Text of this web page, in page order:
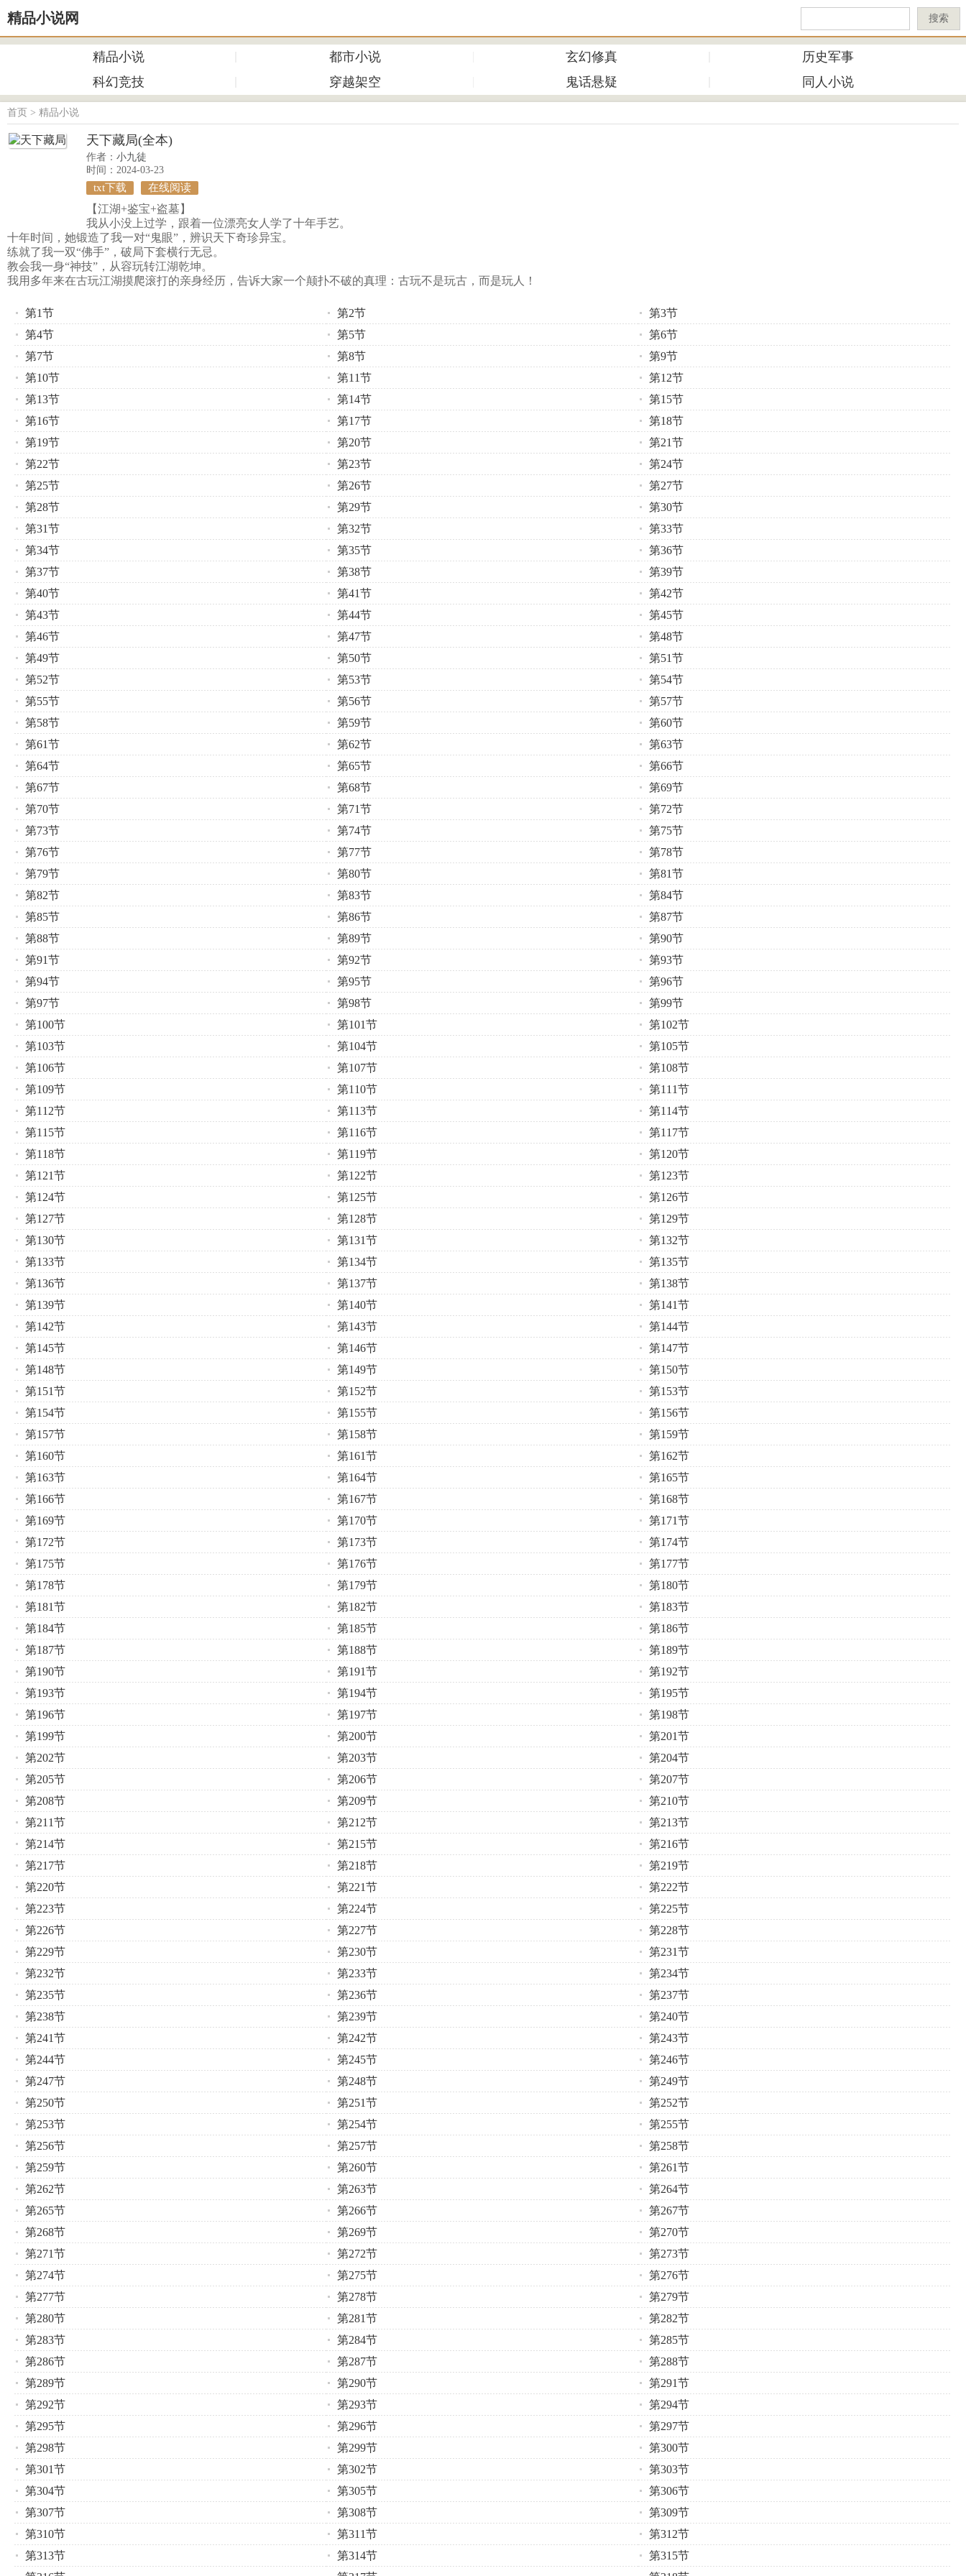
精品小说网 搜索
精品小说 都市小说 玄幻修真
历史军事
科幻竞技
穿越架空 鬼话悬疑 同人小说
首页 > 精品小说
天下藏局(全本)
作者： 小九徒
时间：2024-03-23
txt下载 在线阅读
【江湖+鉴宝+盗墓】
我从小没上过学，跟着一位漂亮女人学了十年手艺。
十年时间，她锻造了我一对“鬼眼”，辨识天下奇珍异宝。
练就了我一双“佛手”，破局下套横行无忌。
教会我一身“神技”，从容玩转江湖乾坤。
我用多年来在古玩江湖摸爬滚打的亲身经历，告诉大家一个颠扑不破的真理：古玩不是玩古，而是玩人！
第1节 第2节
第3节
第4节
第5节
第6节
第7节
第8节
第9节
第10节
第11节
第12节
第13节
第14节
第15节
第16节
第17节
第18节
第19节
第20节
第21节
第22节
第23节
第24节
第25节
第26节
第27节
第28节
第29节
第30节
第31节
第32节
第33节
第34节
第35节
第36节
第37节
第38节
第39节
第40节
第41节
第42节
第43节
第44节
第45节
第46节
第47节
第48节
第49节
第50节
第51节
第52节
第53节
第54节
第55节
第56节
第57节
第58节
第59节
第60节
第61节
第62节
第63节
第64节
第65节
第66节
第67节
第68节
第69节
第70节
第71节
第72节
第73节
第74节
第75节
第76节
第77节
第78节
第79节
第80节
第81节
第82节
第83节
第84节
第85节
第86节
第87节
第88节
第89节
第90节
第91节
第92节
第93节
第94节
第95节
第96节
第97节
第98节
第99节
第100节
第101节
第102节
第103节
第104节
第105节
第106节
第107节
第108节
第109节
第110节
第111节
第112节
第113节
第114节
第115节
第116节
第117节
第118节
第119节
第120节
第121节
第122节
第123节
第124节
第125节
第126节
第127节
第128节
第129节
第130节
第131节
第132节
第133节
第134节
第135节
第136节
第137节
第138节
第139节
第140节
第141节
第142节
第143节
第144节
第145节
第146节
第147节
第148节
第149节
第150节
第151节
第152节
第153节
第154节
第155节
第156节
第157节
第158节
第159节
第160节
第161节
第162节
第163节
第164节
第165节
第166节
第167节
第168节
第169节
第170节
第171节
第172节
第173节
第174节
第175节
第176节
第177节
第178节
第179节
第180节
第181节
第182节
第183节
第184节
第185节
第186节
第187节
第188节
第189节
第190节
第191节
第192节
第193节
第194节
第195节
第196节
第197节
第198节
第199节
第200节
第201节
第202节
第203节
第204节
第205节
第206节
第207节
第208节
第209节
第210节
第211节
第212节
第213节
第214节
第215节
第216节
第217节
第218节
第219节
第220节
第221节
第222节
第223节
第224节
第225节
第226节
第227节
第228节
第229节
第230节
第231节
第232节
第233节
第234节
第235节
第236节
第237节
第238节
第239节
第240节
第241节
第242节
第243节
第244节
第245节
第246节
第247节
第248节
第249节
第250节
第251节
第252节
第253节
第254节
第255节
第256节
第257节
第258节
第259节
第260节
第261节
第262节
第263节
第264节
第265节
第266节
第267节
第268节
第269节
第270节
第271节
第272节
第273节
第274节
第275节
第276节
第277节
第278节
第279节
第280节
第281节
第282节
第283节
第284节
第285节
第286节
第287节
第288节
第289节
第290节
第291节
第292节
第293节
第294节
第295节
第296节
第297节
第298节
第299节
第300节
第301节
第302节
第303节
第304节
第305节
第306节
第307节
第308节
第309节
第310节
第311节
第312节
第313节
第314节
第315节